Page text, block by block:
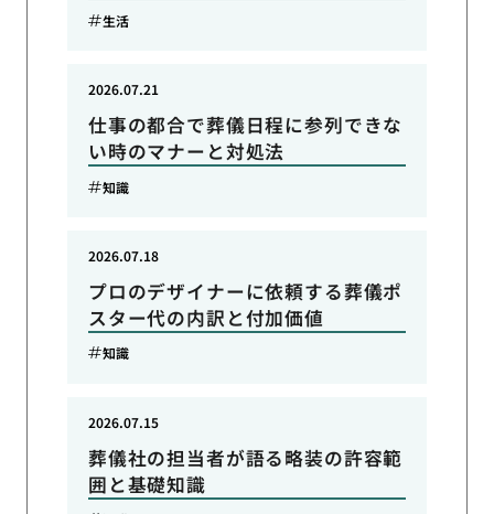
生活
仕事の都合で葬儀日程に参列できな
い時のマナーと対処法
2026.07.21
知識
プロのデザイナーに依頼する葬儀ポ
スター代の内訳と付加価値
2026.07.18
知識
葬儀社の担当者が語る略装の許容範
囲と基礎知識
2026.07.15